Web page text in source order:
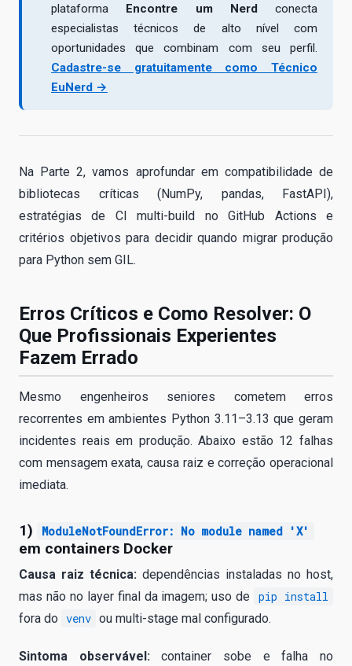
plataforma Encontre um Nerdconecta
especialistas técnicos de alto nível com
oportunidades que combinam com seu perfil.
Cadastre-se gratuitamente como Técnico
EuNerd →
Na Parte 2, vamos aprofundar em compatibilidade de
bibliotecas críticas (NumPy, pandas, FastAPI),
estratégias de CI multi-build no GitHub Actions e
critérios objetivos para decidir quando migrar produção
para Python sem GIL.
Erros Críticos e Como Resolver: O
Que Profissionais Experientes
Fazem Errado
Mesmo engenheiros seniores cometem erros
recorrentes em ambientes Python 3.11–3.13 que geram
incidentes reais em produção. Abaixo estão 12 falhas
com mensagem exata, causa raiz e correção operacional
imediata.
1) ModuleNotFoundError: No module named 'X'
em containers Docker
Causa raiz técnica: dependências instaladas no host,
mas não no layer final da imagem; uso de pip install
fora do venv ou multi-stage mal configurado.
Sintoma observável:container sobe e falha no